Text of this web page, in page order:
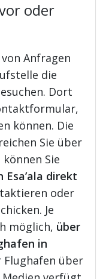
oder
Anfragen
die
Dort
können. Die
Sie über
Sie
direkt
oder
Je
möglich, über
in
Flughafen über